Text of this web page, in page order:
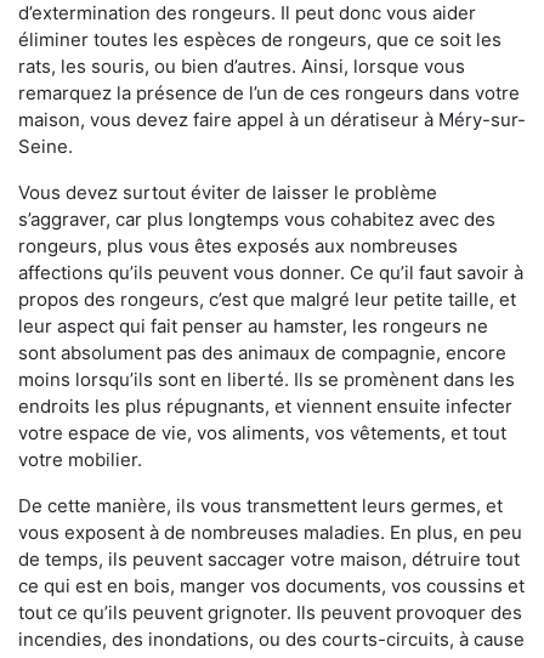
d’extermination des rongeurs. Il peut donc vous aider
éliminer toutes les espèces de rongeurs, que ce soit les
rats, les souris, ou bien d’autres. Ainsi, lorsque vous
remarquez la présence de l’un de ces rongeurs dans votre
maison, vous devez faire appel à un dératiseur à Méry-sur-
Seine.
Vous devez surtout éviter de laisser le problème
s’aggraver, car plus longtemps vous cohabitez avec des
rongeurs, plus vous êtes exposés aux nombreuses
affections qu’ils peuvent vous donner. Ce qu’il faut savoir à
propos des rongeurs, c’est que malgré leur petite taille, et
leur aspect qui fait penser au hamster, les rongeurs ne
sont absolument pas des animaux de compagnie, encore
moins lorsqu’ils sont en liberté. Ils se promènent dans les
endroits les plus répugnants, et viennent ensuite infecter
votre espace de vie, vos aliments, vos vêtements, et tout
votre mobilier.
De cette manière, ils vous transmettent leurs germes, et
vous exposent à de nombreuses maladies. En plus, en peu
de temps, ils peuvent saccager votre maison, détruire tout
ce qui est en bois, manger vos documents, vos coussins et
tout ce qu’ils peuvent grignoter. Ils peuvent provoquer des
incendies, des inondations, ou des courts-circuits, à cause